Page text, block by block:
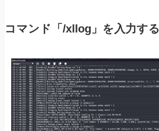
コマンド「/xllog」を入力する